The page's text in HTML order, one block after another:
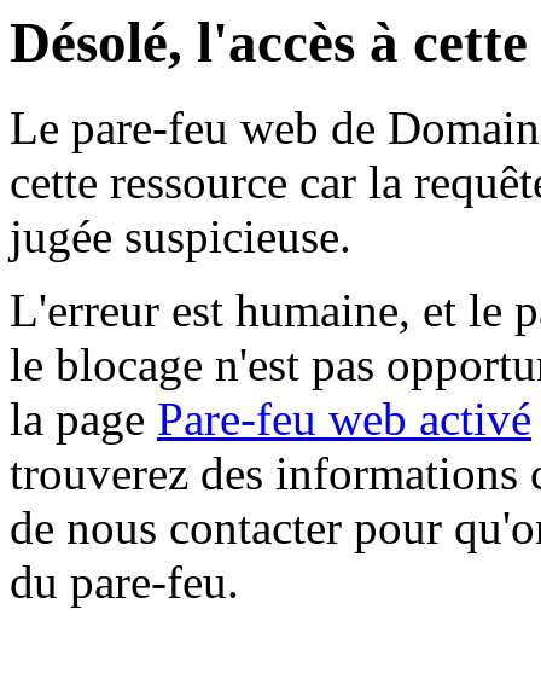
Désolé, l'accès à
Le pare-feu web de
cette ressource car la
jugée suspicieuse.
L'erreur est humaine, et le
le blocage n'est pas
la page Pare-feu web activé
trouverez des informations
de nous contacter pour
du pare-feu.